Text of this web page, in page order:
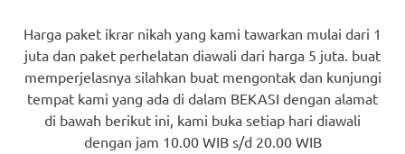
24
Hours
Online
Harga paket ikrar nikah yang kami tawarkan mulai dari 1
juta dan paket perhelatan diawali dari harga 5 juta. buat
memperjelasnya silahkan buat mengontak dan kunjungi
tempat kami yang ada di dalam BEKASI dengan alamat
di bawah berikut ini, kami buka setiap hari diawali
dengan jam 10.00 WIB s/d 20.00 WIB